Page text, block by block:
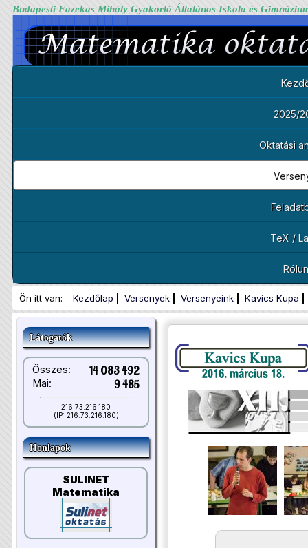
Budapesti Fazekas Mihály Gyakorló Általános Iskola és
2025/
Oktatási
TeX /
Ön itt van: Kezdőlap Versenyek Versenyeink Kavics Kupa
Látogatók
Összes: 14 083 492
Mai: 9 485
216.73.216.180
(IP: 216.73.216.180)
Honlapok
SULINET
Matematika